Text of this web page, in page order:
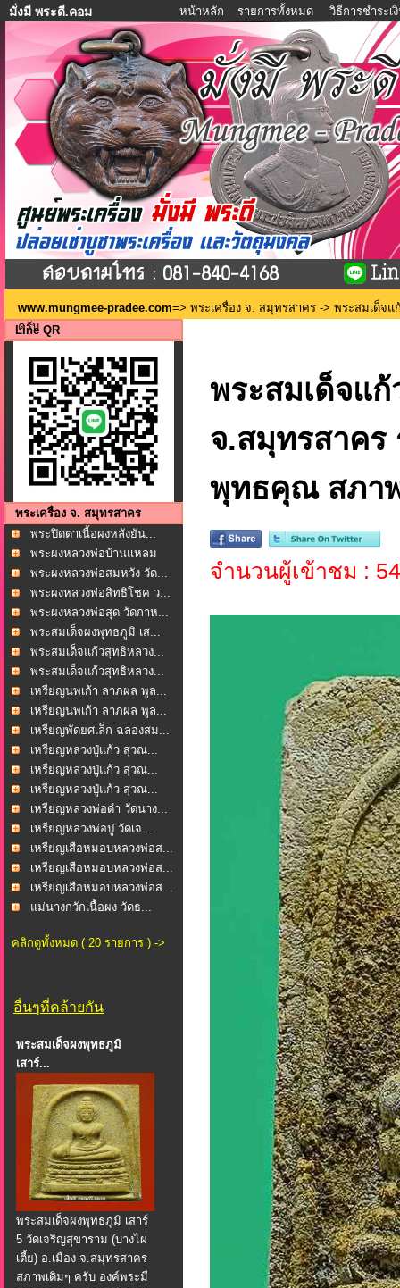
มั่งมี พระดี.คอม หน้าหลัก รายการทั้งหมด วิธีการชำระเ
www.mungmee-pradee.com=> พระเครื่อง จ. สมุทรสาคร -> พระสมเด็จ
ครับ
Line QR
พระเครื่อง จ. สมุทรสาคร
พระปิดตาเนื้อผงหลังยัน...
พระผงหลวงพ่อบ้านแหลม
ว...
พระผงหลวงพ่อสมหวัง วัด...
พระผงหลวงพ่อสิทธิโชค ว...
พระผงหลวงพ่อสุด วัดกาห...
พระสมเด็จผงพุทธภูมิ เส...
พระสมเด็จแก้วสุทธิหลวง...
พระสมเด็จแก้วสุทธิหลวง...
เหรียญนพเก้า ลาภผล พูล...
เหรียญนพเก้า ลาภผล พูล...
เหรียญพัดยศเล็ก ฉลองสม...
เหรียญหลวงปู่แก้ว สุวณ...
เหรียญหลวงปู่แก้ว สุวณ...
เหรียญหลวงปู่แก้ว สุวณ...
เหรียญหลวงพ่อดำ วัดนาง...
เหรียญหลวงพ่อปู่ วัดเจ...
เหรียญเสือหมอบหลวงพ่อส...
เหรียญเสือหมอบหลวงพ่อส...
เหรียญเสือหมอบหลวงพ่อส...
แม่นางกวักเนื้อผง วัดธ...
คลิกดูทั้งหมด ( 20 รายการ ) ->
อื่นๆที่คล้ายกัน
พระสมเด็จผงพุทธภูมิ
เสาร์...
พระสมเด็จผงพุทธภูมิ เสาร์
5 วัดเจริญสุขาราม (บางไผ่
เตี้ย) อ.เมือง จ.สมุทรสาคร
สภาพเดิมๆ ครับ องค์พระมี
พระสมเด็จแ
จ.สมุทรสาคร
พุทธคุณ สภา
จำนวนผู้เข้าชม :